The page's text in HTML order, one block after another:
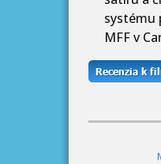
systému
MFF v